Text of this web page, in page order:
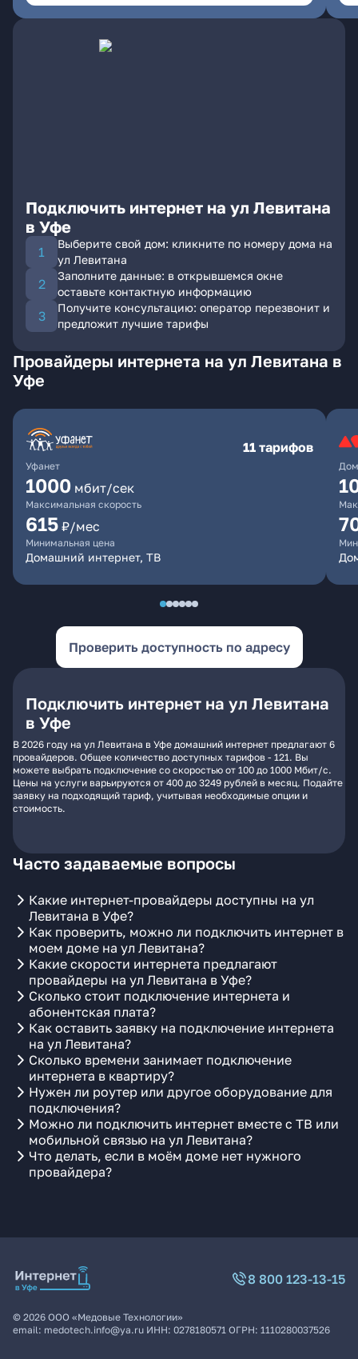
Подключить интернет на ул Левитана
в Уфе
Выберите свой дом: кликните по номеру дома на
ул Левитана
Заполните данные: в открывшемся окне
оставьте контактную информацию
Получите консультацию: оператор перезвонит и
предложит лучшие тарифы
Провайдеры интернета на ул Левитана в
Уфе
Уфанет
11 тарифов
1000 мбит/сек
Максимальная скорость
615 ₽/мес
Минимальная цена
Домашний интернет, ТВ
Проверить доступность по адресу
Подключить интернет на ул Левитана
в Уфе
В 2026 году на ул Левитана в Уфе домашний интернет предлагают 6
провайдеров. Общее количество доступных тарифов - 121. Вы
можете выбрать подключение со скоростью от 100 до 1000 Мбит/с.
Цены на услуги варьируются от 400 до 3249 рублей в месяц. Подайте
заявку на подходящий тариф, учитывая необходимые опции и
стоимость.
Часто задаваемые вопросы
Какие интернет-провайдеры доступны на ул
Левитана в Уфе?
Как проверить, можно ли подключить интернет в
моем доме на ул Левитана?
Какие скорости интернета предлагают
провайдеры на ул Левитана в Уфе?
Сколько стоит подключение интернета и
абонентская плата?
Как оставить заявку на подключение интернета
на ул Левитана?
Сколько времени занимает подключение
интернета в квартиру?
Нужен ли роутер или другое оборудование для
подключения?
Можно ли подключить интернет вместе с ТВ или
мобильной связью на ул Левитана?
Что делать, если в моём доме нет нужного
провайдера?
8 800 123-13-15
© 2026 ООО «Медовые Технологии»
email: medotech.info@ya.ru ИНН: 0278180571 ОГРН: 1110280037526